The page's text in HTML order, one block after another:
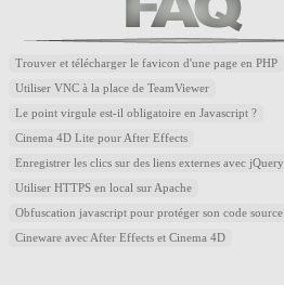
Trouver et télécharger le favicon d'une page en PHP
Utiliser VNC à la place de TeamViewer
Le point virgule est-il obligatoire en Javascript ?
Cinema 4D Lite pour After Effects
Enregistrer les clics sur des liens externes avec jQuery
Utiliser HTTPS en local sur Apache
Obfuscation javascript pour protéger son code source
Cineware avec After Effects et Cinema 4D